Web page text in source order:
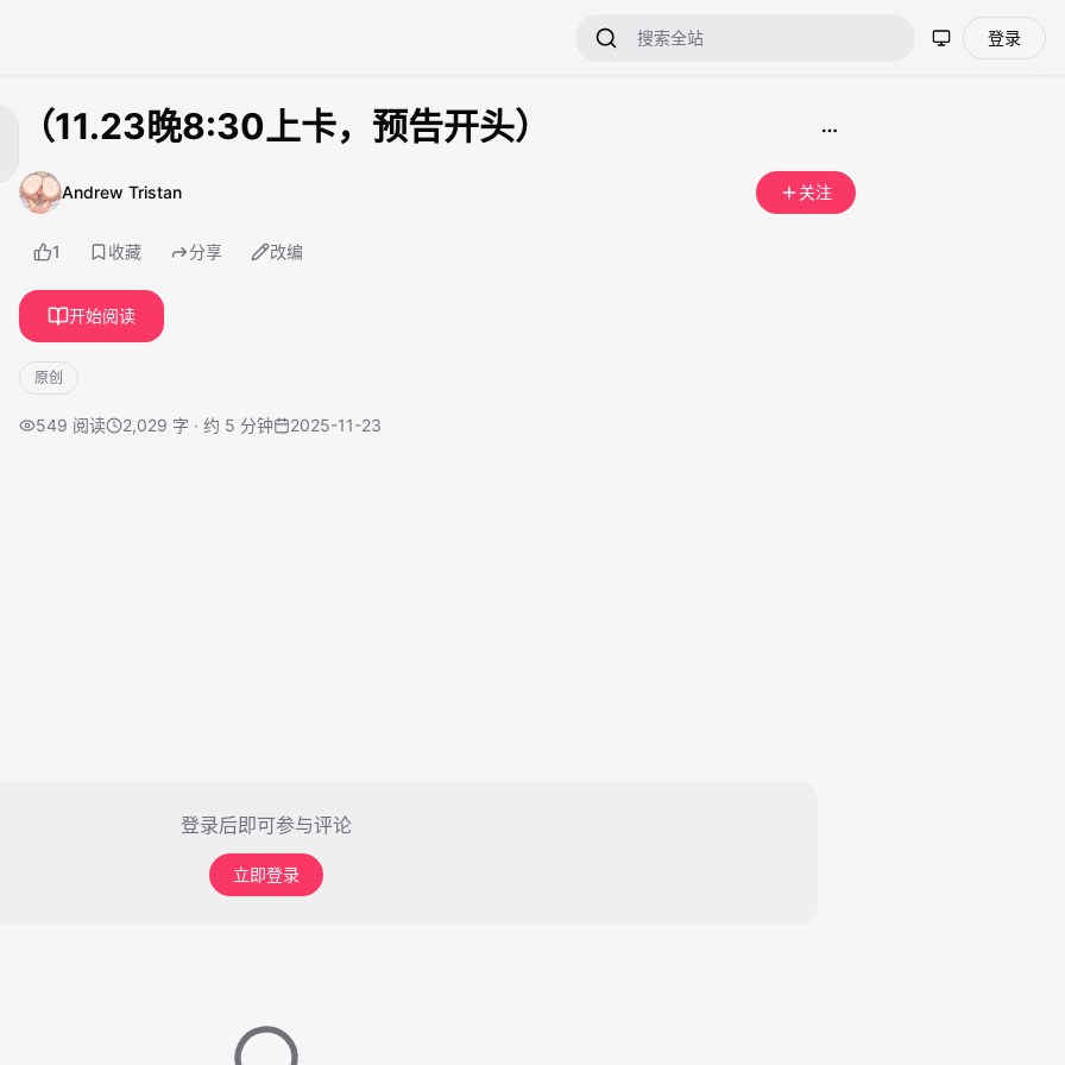
登录
（11.23晚8:30上卡，预告开头）
Andrew Tristan 关注
1 收藏 分享 改编
开始阅读
原创
549 阅读 2,029 字 · 约 5 分钟 2025-11-23
登录后即可参与评论
立即登录